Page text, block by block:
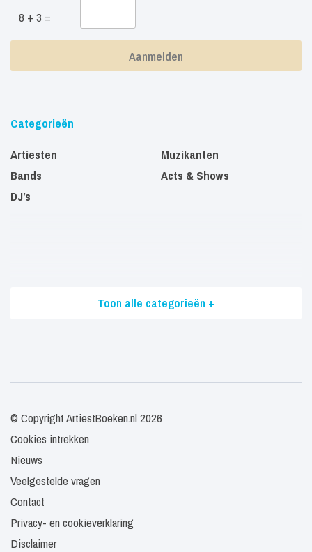
8 + 3 =
Categorieën
Artiesten
Bands
DJ’s
Muzikanten
Acts & Shows
Toon alle categorieën +
© Copyright ArtiestBoeken.nl 2026
Cookies intrekken
Nieuws
Veelgestelde vragen
Contact
Privacy- en cookieverklaring
Disclaimer